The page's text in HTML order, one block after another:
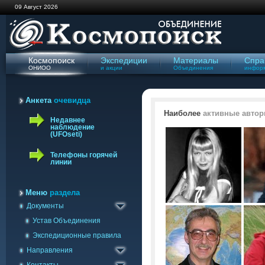
09 Август 2026
Космопоиск
ОНИОО
Экспедиции
и акции
Материалы
Объединения
Анкетаочевидца
Недавнее
наблюдение
(UFOseti)
Телефоны горячей
линии
Меню раздела
Документы
Устав Объединения
Экспедиционные правила
Направления
Геологическое
Изучения полтергейста
Криптобиологическое
Уфологическое
Отправить сообщение
Связь с группами
Ваши наблюдения
Наблюдения УФОсети
Наиболее активные